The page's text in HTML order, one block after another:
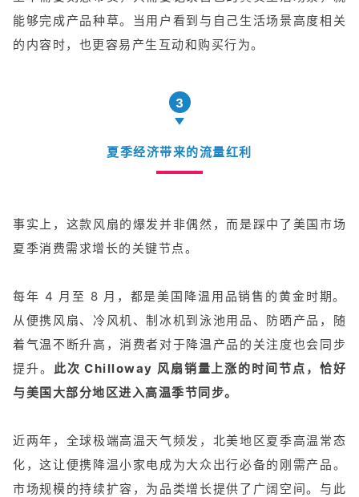
能够完成产品种草。当用户看到与自己生活场景高度相关
的内容时，也更容易产生互动和购买行为。
3
夏季经济带来的流量红利
事实上，这款风扇的爆发并非偶然，而是踩中了美国市场
夏季消费需求增长的关键节点。
每年 4 月至 8 月，都是美国降温用品销售的黄金时期。
从便携风扇、冷风机、制冰机到泳池用品、防晒产品，随
着气温不断升高，消费者对于降温产品的关注度也会同步
提升。 此次 Chilloway 风扇销量上涨的时间节点，恰好
与美国大部分地区进入高温季节同步。
近两年，全球极端高温天气频发，北美地区夏季高温常态
化，这让便携降温小家电成为大众出行必备的刚需产品。
市场规模的持续扩容，为品类增长提供了广阔空间。与此